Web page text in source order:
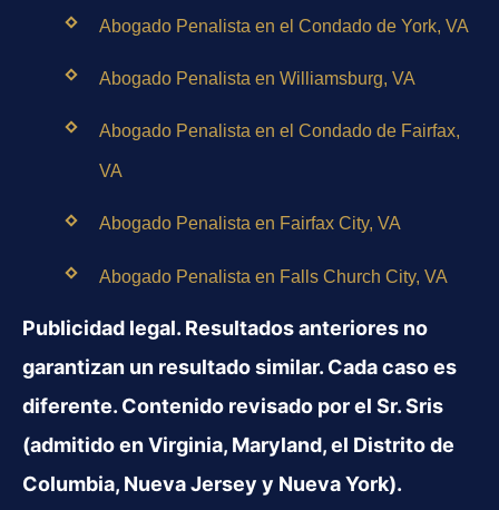
Abogado Penalista en el Condado de York, VA
Abogado Penalista en Williamsburg, VA
Abogado Penalista en el Condado de Fairfax,
VA
Abogado Penalista en Fairfax City, VA
Abogado Penalista en Falls Church City, VA
Publicidad legal. Resultados anteriores no
garantizan un resultado similar. Cada caso es
diferente. Contenido revisado por el Sr. Sris
(admitido en Virginia, Maryland, el Distrito de
Columbia, Nueva Jersey y Nueva York).